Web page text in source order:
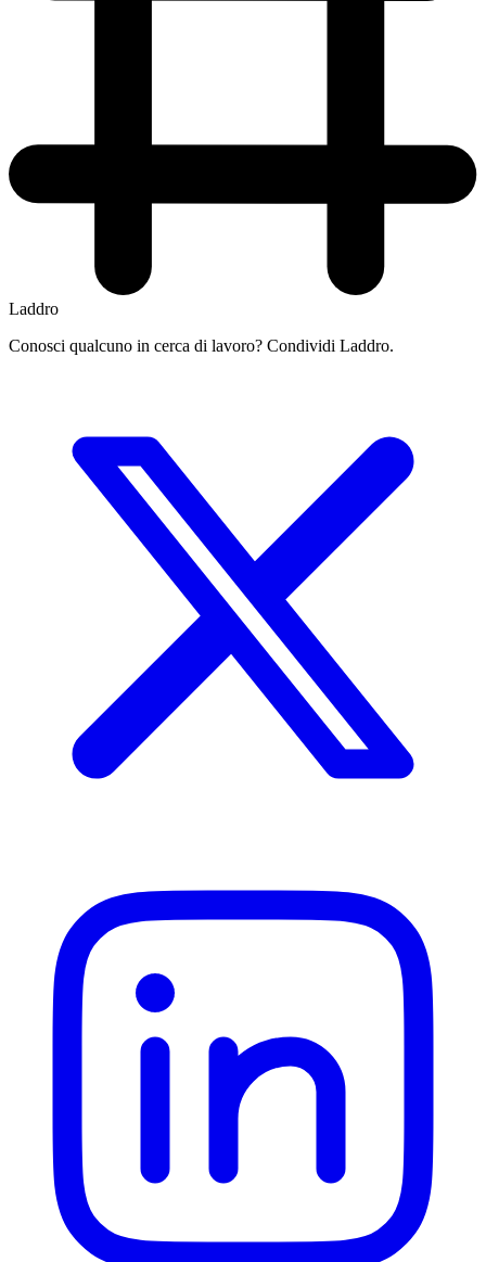
Laddro
Conosci qualcuno in cerca di lavoro? Condividi Laddro.